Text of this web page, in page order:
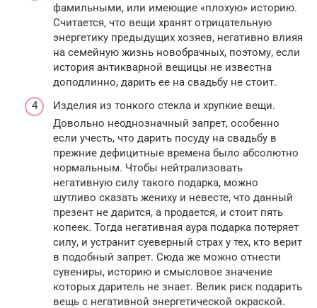
фамильными, или имеющие «плохую» историю.
Считается, что вещи хранят отрицательную
энергетику предыдущих хозяев, негативно влияя
на семейную жизнь новобрачных, поэтому, если
история антикварной вещицы не известна
доподлинно, дарить ее на свадьбу не стоит.
Изделия из тонкого стекла и хрупкие вещи.
Довольно неоднозначный запрет, особенно
если учесть, что дарить посуду на свадьбу в
прежние дефицитные времена было абсолютно
нормальным. Чтобы нейтрализовать
негативную силу такого подарка, можно
шутливо сказать жениху и невесте, что данный
презент не дарится, а продается, и стоит пять
копеек. Тогда негативная аура подарка потеряет
силу, и устранит суеверный страх у тех, кто верит
в подобный запрет. Сюда же можно отнести
сувениры, историю и смысловое значение
которых даритель не знает. Велик риск подарить
вещь с негативной энергетической окраской.